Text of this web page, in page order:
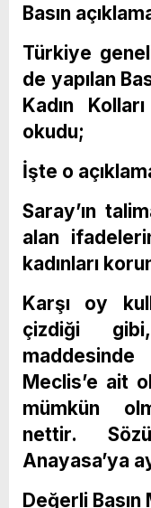
Basın
Türkiye
de yapılan
Kadın
okudu;
İşte o
Saray’ın
alan
kadınları
Karşı oy
çizdiği gibi,
Meclis’e ait
mümkün
nettir.
Anayasa’ya
Değerli Basın